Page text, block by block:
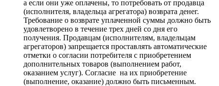
а если они уже оплачены, то потребовать от продавца
(исполнителя, владельца агрегатора) возврата денег.
Требование о возврате уплаченной суммы должно быть
удовлетворено в течение трех дней со дня его
получения. Продавцам (исполнителям, владельцам
агрегаторов) запрещается проставлять автоматические
отметки о согласии потребителя с приобретением
дополнительных товаров (выполнением работ,
оказанием услуг). Согласие на их приобретение
(выполнение, оказание) должно быть письменным.